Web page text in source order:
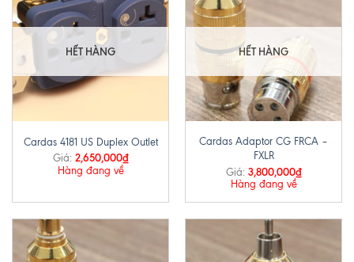
HẾT HÀNG
Cardas 4181 US Duplex Outlet
Giá: 2,650,000₫
Hàng đang về
HẾT HÀNG
Cardas Adaptor CG FRCA –
FXLR
Giá: 3,800,000₫
Hàng đang về